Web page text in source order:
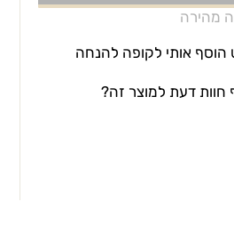
מהירה
אותי לקופה להנחה
חוות דעת למוצר זה?